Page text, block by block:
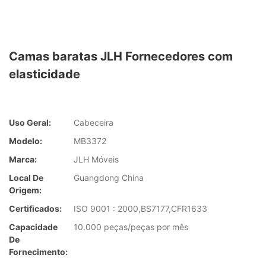
Camas baratas JLH Fornecedores com
elasticidade
Uso Geral:
Cabeceira
Modelo:
MB3372
Marca:
JLH Móveis
Local De
Origem:
Guangdong China
Certificados:
ISO 9001 : 2000,BS7177,CFR1633
Capacidade
De
Fornecimento:
10.000 peças/peças por mês